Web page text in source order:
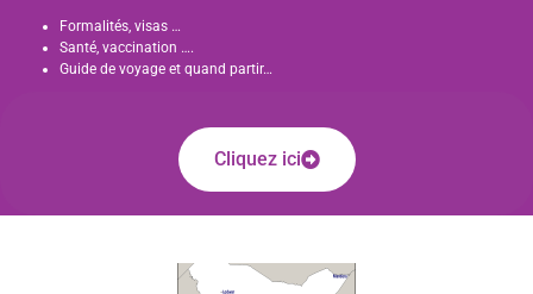
Formalités, visas …
Santé, vaccination ….
Guide de voyage et quand partir…
Cliquez ici